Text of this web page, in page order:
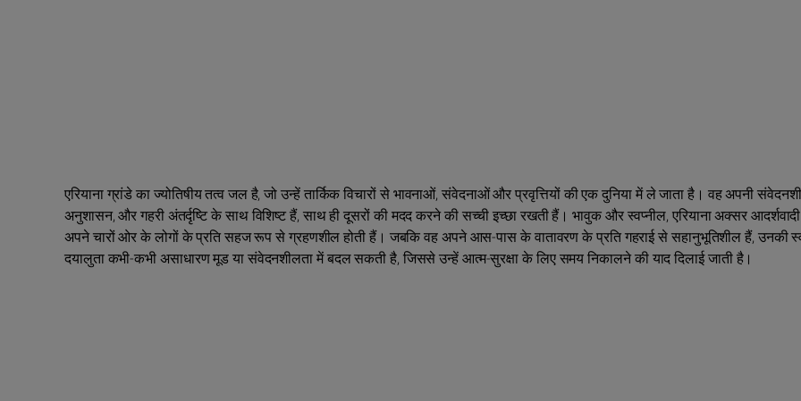
एरियाना ग्रांडे का ज्योतिषीय तत्व जल है, जो उन्हें तार्किक विचारों से भावनाओं, संवेदनाओं और प्रवृत्तियों की एक दुनिया में ले जाता है। वह अपनी
अनुशासन, और गहरी अंतर्दृष्टि के साथ विशिष्ट हैं, साथ ही दूसरों की मदद करने की सच्ची इच्छा रखती हैं। भावुक और स्वप्नील, एरियाना अक्सर आदर्शवादी
अपने चारों ओर के लोगों के प्रति सहज रूप से ग्रहणशील होती हैं। जबकि वह अपने आस-पास के वातावरण के प्रति गहराई से सहानुभूतिशील हैं, उनकी
दयालुता कभी-कभी असाधारण मूड या संवेदनशीलता में बदल सकती है, जिससे उन्हें आत्म-सुरक्षा के लिए समय निकालने की याद दिलाई जाती है।